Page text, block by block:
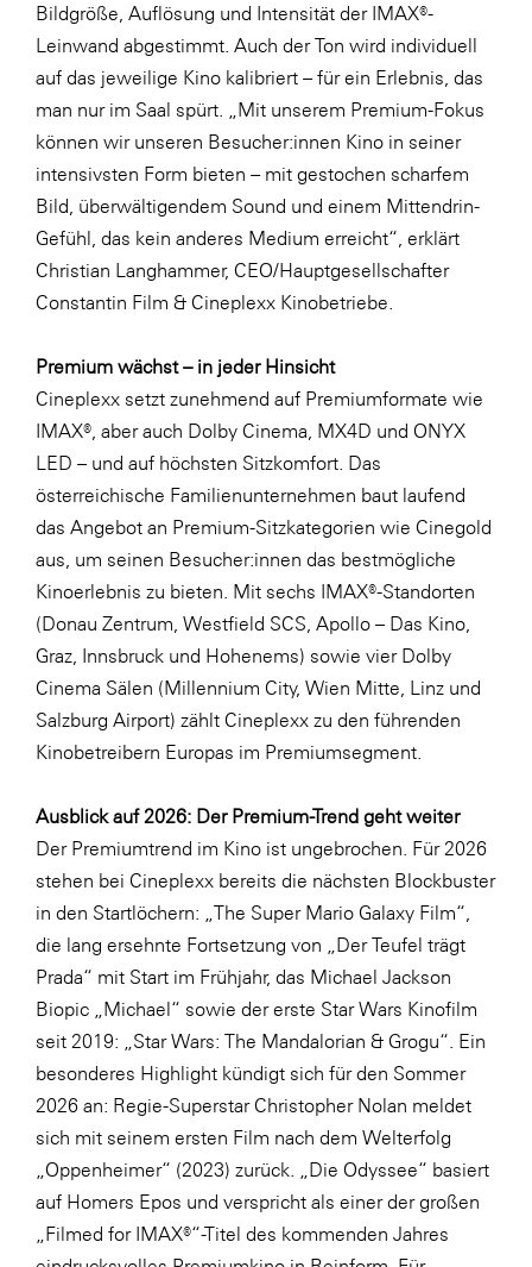
PHH Rechtsanwält:innen
Primark
Salesforce
sebamed
SeneCura
SERVICE&MORE
SKINUANCE®
Sony DADC
SPIEGLTEC
STIHL Tirol
Trend Micro
TAG GmbH
VALETTA
Verband Druck Medien Österreich
Wirtschaftskammer Salzburg
WKS Fachgruppe Fahrzeughandel und
Fahrzeugtechnik
WK UBIT
Zühlke
Media
Bildgröße, Auflösung und Intensität der IMAX®-
Leinwand abgestimmt. Auch der Ton wird individuell
auf das jeweilige Kino kalibriert – für ein Erlebnis, das
man nur im Saal spürt. „Mit unserem Premium-Fokus
können wir unseren Besucher:innen Kino in seiner
intensivsten Form bieten – mit gestochen scharfem
Bild, überwältigendem Sound und einem Mittendrin-
Gefühl, das kein anderes Medium erreicht“, erklärt
Christian Langhammer, CEO/Hauptgesellschafter
Constantin Film & Cineplexx Kinobetriebe.
Premium wächst – in jeder Hinsicht
Cineplexx setzt zunehmend auf Premiumformate wie
IMAX®, aber auch Dolby Cinema, MX4D und ONYX
LED – und auf höchsten Sitzkomfort. Das
österreichische Familienunternehmen baut laufend
das Angebot an Premium-Sitzkategorien wie Cinegold
aus, um seinen Besucher:innen das bestmögliche
Kinoerlebnis zu bieten. Mit sechs IMAX®-Standorten
(Donau Zentrum, Westfield SCS, Apollo – Das Kino,
Graz, Innsbruck und Hohenems) sowie vier Dolby
Cinema Sälen (Millennium City, Wien Mitte, Linz und
Salzburg Airport) zählt Cineplexx zu den führenden
Kinobetreibern Europas im Premiumsegment.
Ausblick auf 2026: Der Premium-Trend geht weiter
Der Premiumtrend im Kino ist ungebrochen. Für 2026
stehen bei Cineplexx bereits die nächsten Blockbuster
in den Startlöchern: „The Super Mario Galaxy Film“,
die lang ersehnte Fortsetzung von „Der Teufel trägt
Prada“ mit Start im Frühjahr, das Michael Jackson
Biopic „Michael“ sowie der erste Star Wars Kinofilm
seit 2019: „Star Wars: The Mandalorian & Grogu“. Ein
besonderes Highlight kündigt sich für den Sommer
2026 an: Regie-Superstar Christopher Nolan meldet
sich mit seinem ersten Film nach dem Welterfolg
„Oppenheimer“ (2023) zurück. „Die Odyssee“ basiert
auf Homers Epos und verspricht als einer der großen
„Filmed for IMAX®“-Titel des kommenden Jahres